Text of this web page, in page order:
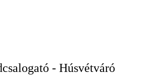
- Húsvétváró